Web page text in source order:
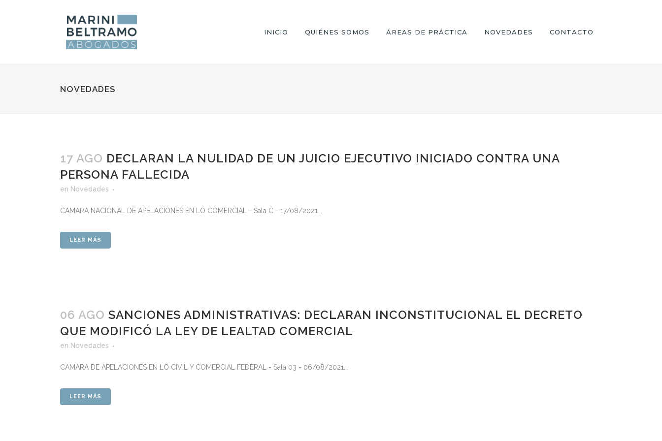
INICIO QUIÉNES SOMOS ÁREAS DE PRÁCTICA NOVEDADES CONTACTO
NOVEDADES
17 AGO DECLARAN LA NULIDAD DE UN JUICIO EJECUTIVO INICIADO CONTRA UNA
PERSONA FALLECIDA
en Novedades
CAMARA NACIONAL DE APELACIONES EN LO COMERCIAL - Sala C - 17/08/2021...
LEER MÁS
06 AGO SANCIONES ADMINISTRATIVAS: DECLARAN INCONSTITUCIONAL EL DECRETO
QUE MODIFICÓ LA LEY DE LEALTAD COMERCIAL
en Novedades
CAMARA DE APELACIONES EN LO CIVIL Y COMERCIAL FEDERAL - Sala 03 - 06/08/2021...
LEER MÁS